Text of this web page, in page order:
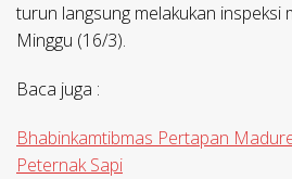
turun langsung melakukan inspeksi
Minggu (16/3).
Baca juga :
Bhabinkamtibmas Pertapan
Peternak Sapi